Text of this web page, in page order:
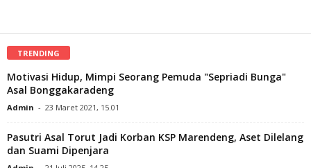
TRENDING
Motivasi Hidup, Mimpi Seorang Pemuda "Sepriadi Bunga"
Asal Bonggakaradeng
Admin - 23 Maret 2021, 15.01
Pasutri Asal Torut Jadi Korban KSP Marendeng, Aset Dilelang
dan Suami Dipenjara